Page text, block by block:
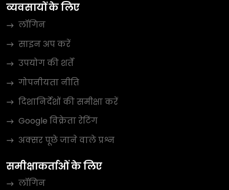
व्यवसायों के लिए
लॉगिन
साइन अप करें
उपयोग की शर्तें
गोपनीयता नीति
दिशानिर्देशों की समीक्षा करें
Google विक्रेता रेटिंग
अक्सर पूछे जाने वाले प्रश्न
समीक्षाकर्ताओं के लिए
लॉगिन